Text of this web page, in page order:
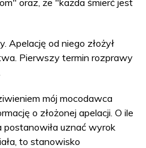
oraz, że "każda śmierć jest
Apelację od niego złożył
Pierwszy termin rozprawy
mój mocodawca
o złożonej apelacji. O ile
uznać wyrok
to stanowisko